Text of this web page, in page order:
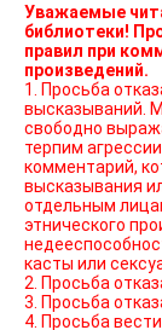
Уважаемые
библиотеки!
правил при
произведений.
1. Просьба
высказываний. Мы защищаем право наших читателей
свободно
терпим
комментарий,
высказывания
отдельным
этнического
касты или
2. Просьба
3. Просьба
4. Просьба